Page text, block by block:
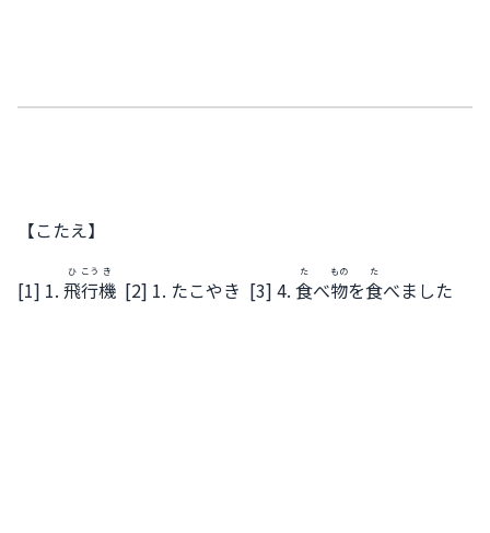
【こたえ】
[1] 1. 飛
ひ
行
こう
機
き
[2] 1. たこやき [3] 4. 食
た
べ物
もの
を食
た
べました